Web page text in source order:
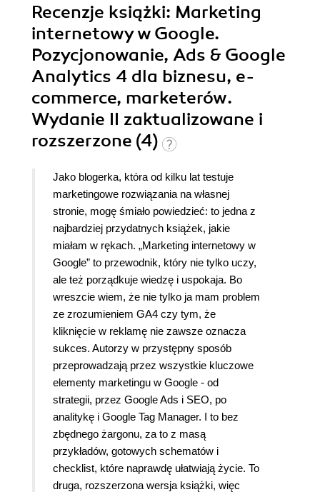
Recenzje książki: Marketing
internetowy w Google.
Pozycjonowanie, Ads & Google
Analytics 4 dla biznesu, e-
commerce, marketerów.
Wydanie II zaktualizowane i
rozszerzone (4)
Jako blogerka, która od kilku lat testuje
marketingowe rozwiązania na własnej
stronie, mogę śmiało powiedzieć: to jedna z
najbardziej przydatnych książek, jakie
miałam w rękach. „Marketing internetowy w
Google” to przewodnik, który nie tylko uczy,
ale też porządkuje wiedzę i uspokaja. Bo
wreszcie wiem, że nie tylko ja mam problem
ze zrozumieniem GA4 czy tym, że
kliknięcie w reklamę nie zawsze oznacza
sukces. Autorzy w przystępny sposób
przeprowadzają przez wszystkie kluczowe
elementy marketingu w Google - od
strategii, przez Google Ads i SEO, po
analitykę i Google Tag Manager. I to bez
zbędnego żargonu, za to z masą
przykładów, gotowych schematów i
checklist, które naprawdę ułatwiają życie. To
druga, rozszerzona wersja książki, więc